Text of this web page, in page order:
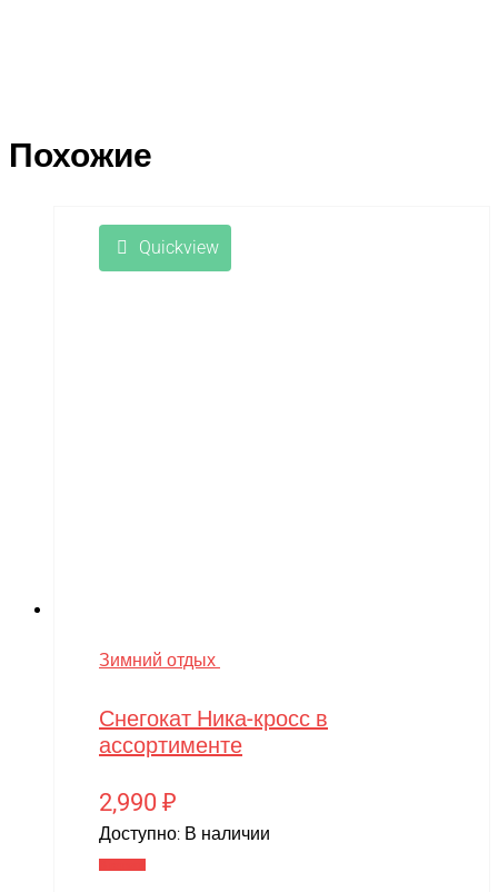
Похожие
Quickview
Зимний отдых
Снегокат Ника-кросс в
ассортименте
2,990 ₽
Доступно: В наличии